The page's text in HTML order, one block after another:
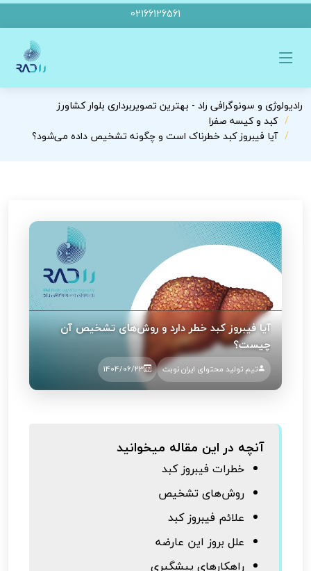
02166126561
رادیولوژی و سونوگرافی راد - بهترین تصویربرداری بلوار کشاورز
کبد و کیسه صفرا
آیا فیبروز کبد خطرناک است و چگونه تشخیص داده می‌شود؟
آیا فیبروز کبد خطر دارد و روش‌های تشخیص آن
چیست؟
تیم تولید محتوای ایران نوبت 1404/06/23
آنچه در این مقاله میخوانید
خطرات فیبروز کبد
روش‌های تشخیص
علائم فیبروز کبد
علل بروز این عارضه
راهکارهای پیشگیری